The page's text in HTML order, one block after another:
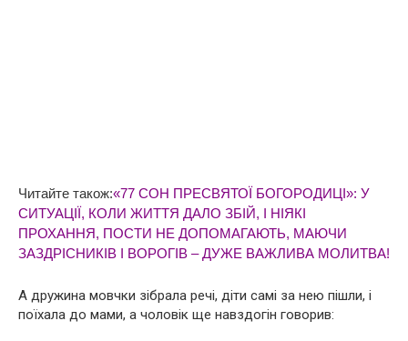
Читайте також:«77 СОН ПРЕСВЯТОЇ БОГОРОДИЦІ»: У
СИТУАЦІЇ, КОЛИ ЖИТТЯ ДАЛО ЗБІЙ, І НІЯКІ
ПРОХАННЯ, ПОСТИ НЕ ДОПОМАГАЮТЬ, МАЮЧИ
ЗАЗДРІСНИКІВ І ВОРОГІВ – ДУЖЕ ВАЖЛИВА МОЛИТВА!
А дружина мовчки зібрала речі, діти самі за нею пішли, і
поїхала до мами, а чоловік ще навздогін говорив: